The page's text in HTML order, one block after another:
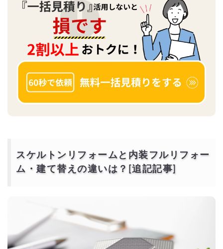
スケルトンリフォームと内装フルリフォー
ム・建て替えの違いは？[追記記事]